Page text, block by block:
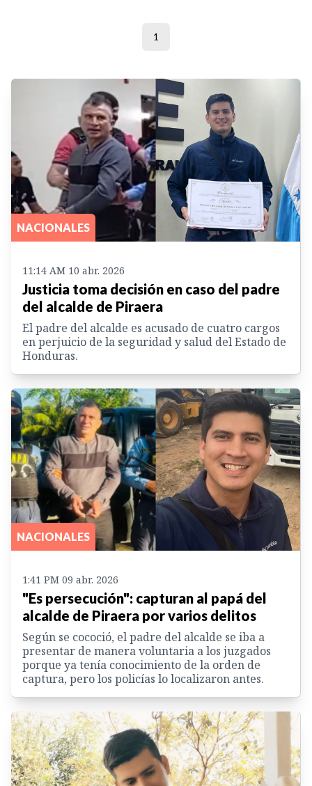
1
NACIONALES
11:14 AM 10 abr. 2026
Justicia toma decisión en caso del padre
del alcalde de Piraera
El padre del alcalde es acusado de cuatro cargos
en perjuicio de la seguridad y salud del Estado de
Honduras.
NACIONALES
1:41 PM 09 abr. 2026
"Es persecución": capturan al papá del
alcalde de Piraera por varios delitos
Según se cococió, el padre del alcalde se iba a
presentar de manera voluntaria a los juzgados
porque ya tenía conocimiento de la orden de
captura, pero los policías lo localizaron antes.